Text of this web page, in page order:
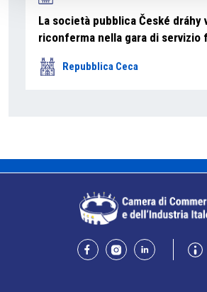
La società pubblica České dráhy
riconferma nella gara di servizio
Repubblica Ceca